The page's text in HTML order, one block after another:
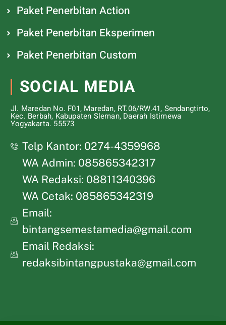
Paket Penerbitan Action
Paket Penerbitan Eksperimen
Paket Penerbitan Custom
SOCIAL MEDIA
Jl. Maredan No. F01, Maredan, RT.06/RW.41, Sendangtirto,
Kec. Berbah, Kabupaten Sleman, Daerah Istimewa
Yogyakarta. 55573
Telp Kantor: 0274-4359968
WA Admin: 085865342317
WA Redaksi: 08811340396
WA Cetak: 085865342319
Email:
bintangsemestamedia@gmail.com
Email Redaksi:
redaksibintangpustaka@gmail.com